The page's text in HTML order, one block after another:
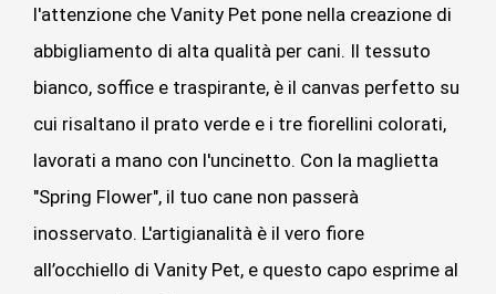
l'attenzione che Vanity Pet pone nella creazione di
abbigliamento di alta qualità per cani. Il tessuto
bianco, soffice e traspirante, è il canvas perfetto su
cui risaltano il prato verde e i tre fiorellini colorati,
lavorati a mano con l'uncinetto. Con la maglietta
"Spring Flower", il tuo cane non passerà
inosservato. L'artigianalità è il vero fiore
all’occhiello di Vanity Pet, e questo capo esprime al